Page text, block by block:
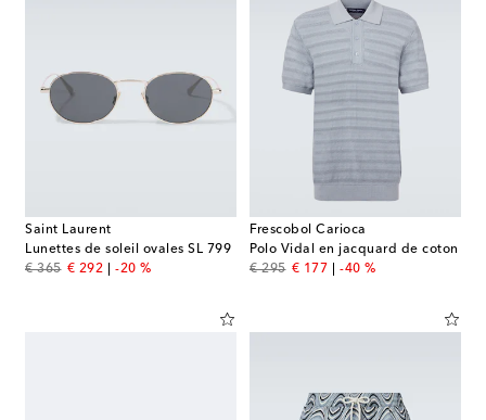
Saint Laurent
Lunettes de soleil ovales SL 799
€ 365
original price
€ 292
discount price
-20 %
Frescobol Carioca
Polo Vidal en jacquard de coton
€ 295
original price
€ 177
discount price
-40 %